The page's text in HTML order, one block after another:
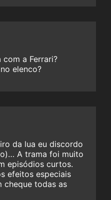
com a Ferrari?
elenco?
da lua eu discordo
A trama foi muito
episódios curtos.
efeitos especiais
cheque todas as